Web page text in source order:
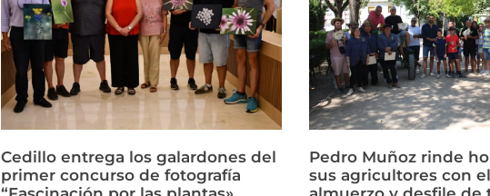
Cedillo entrega los galardones del
primer concurso de fotografía
Pedro Muñoz rinde
sus agricultores con